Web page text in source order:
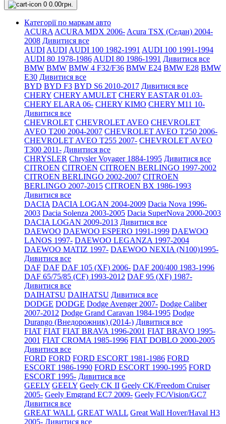
0 0.00грн.
Категорії по маркам авто
ACURA ACURA MDX 2006- Acura TSX (Седан) 2004-
2008 Дивитися все
AUDI AUDI AUDI 100 1982-1991 AUDI 100 1991-1994
AUDI 80 1978-1986 AUDI 80 1986-1991 Дивитися все
BMW BMW BMW 4 F32/F36 BMW E24 BMW E28 BMW
E30 Дивитися все
BYD BYD F3 BYD S6 2010-2017 Дивитися все
CHERY CHERY AMULET CHERY EASTAR 01.03-
CHERY ELARA 06- CHERY KIMO CHERY M11 10-
Дивитися все
CHEVROLET CHEVROLET AVEO CHEVROLET
AVEO Т200 2004-2007 CHEVROLET AVEO Т250 2006-
CHEVROLET AVEO Т255 2007- CHEVROLET AVEO
Т300 2011- Дивитися все
CHRYSLER Chrysler Voyager 1884-1995 Дивитися все
CITROEN CITROEN CITROEN BERLINGO 1997-2002
CITROEN BERLINGO 2002-2007 CITROEN
BERLINGO 2007-2015 CITROEN BX 1986-1993
Дивитися все
DACIA DACIA LOGAN 2004-2009 Dacia Nova 1996-
2003 Dacia Solenza 2003-2005 Dacia SuperNova 2000-2003
DACIA LOGAN 2009-2013 Дивитися все
DAEWOO DAEWOO ESPERO 1991-1999 DAEWOO
LANOS 1997- DAEWOO LEGANZA 1997-2004
DAEWOO MATIZ 1997- DAEWOO NEXIA (N100)1995-
Дивитися все
DAF DAF DAF 105 (XF) 2006- DAF 200/400 1983-1996
DAF 65/75/85 (CF) 1993-2012 DAF 95 (XF) 1987-
Дивитися все
DAIHATSU DAIHATSU Дивитися все
DODGE DODGE Dodge Avenger 2007- Dodge Caliber
2007-2012 Dodge Grand Caravan 1984-1995 Dodge
Durango (Внедорожник) (2014-) Дивитися все
FIAT FIAT FIAT BRAVA 1996-2001 FIAT BRAVO 1995-
2001 FIAT CROMA 1985-1996 FIAT DOBLO 2000-2005
Дивитися все
FORD FORD FORD ESCORT 1981-1986 FORD
ESCORT 1986-1990 FORD ESCORT 1990-1995 FORD
ESCORT 1995- Дивитися все
GEELY GEELY Geely CK II Geely CK/Freedom Cruiser
2005- Geely Emgrand EC7 2009- Geely FC/Vision/GC7
Дивитися все
GREAT WALL GREAT WALL Great Wall Hover/Haval H3
2005- Дивитися все